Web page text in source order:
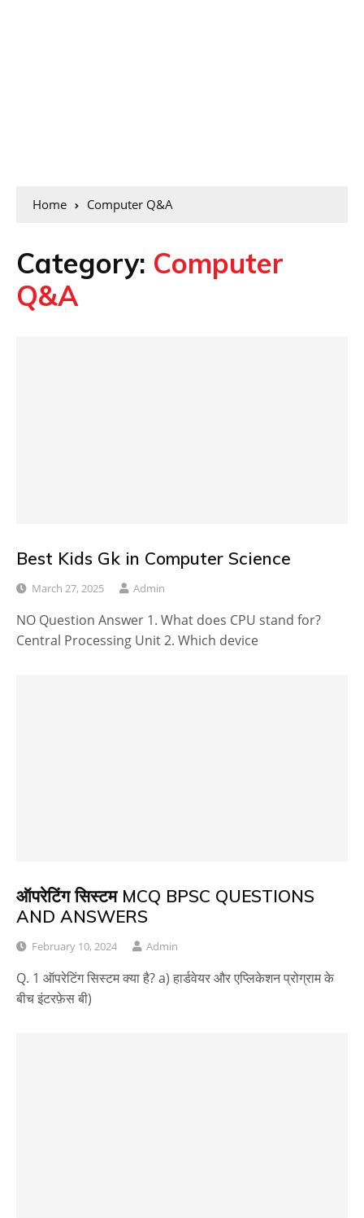
Home Computer Q&A
Category: Computer
Q&A
Best Kids Gk in Computer Science
March 27, 2025 Admin
NO Question Answer 1. What does CPU stand for?
Central Processing Unit 2. Which device
ऑपरेटिंग सिस्टम MCQ BPSC QUESTIONS
AND ANSWERS
February 10, 2024 Admin
Q. 1 ऑपरेटिंग सिस्टम क्या है? a) हार्डवेयर और एप्लिकेशन प्रोग्राम के
बीच इंटरफ़ेस बी)